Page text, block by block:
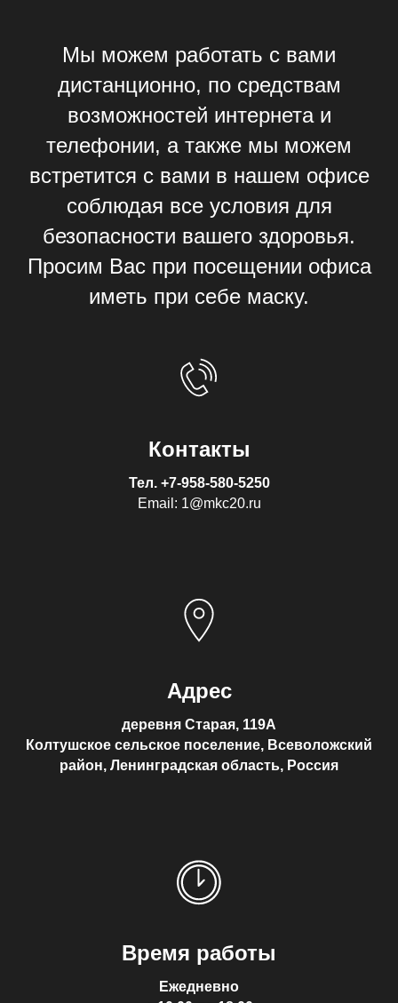
Мы можем работать с вами
дистанционно, по средствам
возможностей интернета и
телефонии, а также мы можем
встретится с вами в нашем офисе
соблюдая все условия для
безопасности вашего здоровья.
Просим Вас при посещении офиса
иметь при себе маску.
Контакты
Тел. +7-958-580-5250
Email: 1@mkc20.ru
Адрес
деревня Старая, 119А
Колтушское сельское поселение, Всеволожский
район, Ленинградская область, Россия
Время работы
Ежедневно